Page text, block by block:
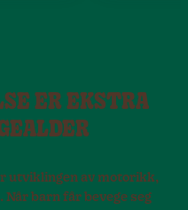
ER EKSTRA
utviklingen av motorikk,
Når barn får bevege seg